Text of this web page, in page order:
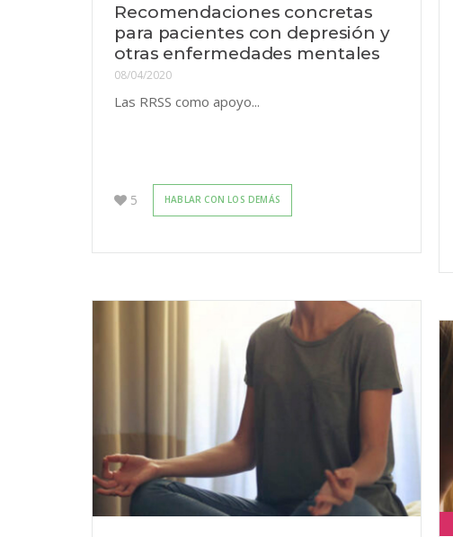
Recomendaciones concretas
para pacientes con depresión y
otras enfermedades mentales
08/04/2020
Las RRSS como apoyo...
5 HABLAR CON LOS DEMÁS